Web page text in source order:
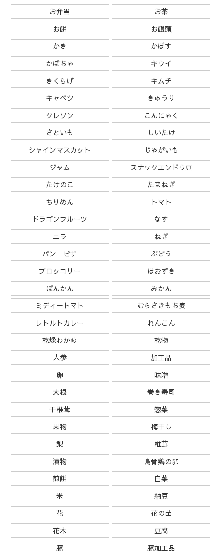
お弁当
お茶
お餅
お饅頭
かき
かぼす
かぼちゃ
キウイ
きくらげ
キムチ
キャベツ
きゅうり
クレソン
こんにゃく
さといも
しいたけ
シャインマスカット
じゃがいも
ジャム
スナックエンドウ豆
たけのこ
たまねぎ
ちりめん
トマト
ドラゴンフルーツ
なす
ニラ
ねぎ
パン ピザ
ぶどう
ブロッコリー
ほおずき
ぽんかん
みかん
ミディートマト
むらさきもち麦
レトルトカレー
れんこん
乾燥わかめ
乾物
人参
加工品
卵
味噌
大根
巻き寿司
干椎茸
惣菜
果物
梅干し
梨
椎茸
漬物
烏骨鶏の卵
煎餅
白菜
米
納豆
花
花の苗
花木
豆腐
豚
豚加工品